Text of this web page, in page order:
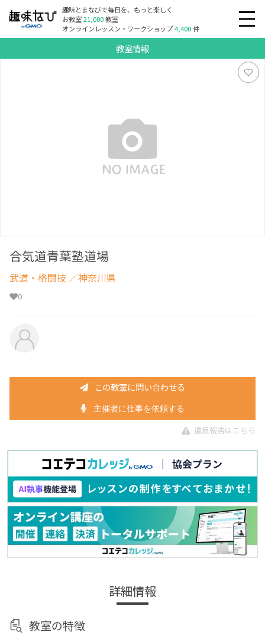
趣味とまなびで毎日を、もっと楽しく
お教室21,000教室
オンラインレッスン・ワークショップ4,400件
教室情報
合気道青葉塾道場
武道・格闘技 ／神奈川県
0
この教室に問い合わせる
主催者に仕事を依頼する
違反報告はこちら
詳細情報
教室の特徴